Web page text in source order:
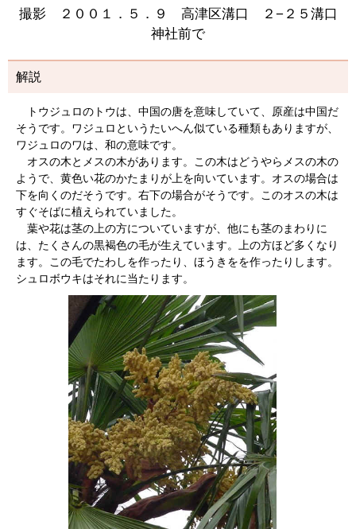
撮影 ２００１．５．９ 高津区溝口 ２−２５溝口
神社前で
解説
トウジュロのトウは、中国の唐を意味していて、原産は中国だ
そうです。ワジュロというたいへん似ている種類もありますが、
ワジュロのワは、和の意味です。
オスの木とメスの木があります。この木はどうやらメスの木の
ようで、黄色い花のかたまりが上を向いています。オスの場合は
下を向くのだそうです。右下の場合がそうです。このオスの木は
すぐそばに植えられていました。
葉や花は茎の上の方についていますが、他にも茎のまわりに
は、たくさんの黒褐色の毛が生えています。上の方ほど多くなり
ます。この毛でたわしを作ったり、ほうきをを作ったりします。
シュロボウキはそれに当たります。